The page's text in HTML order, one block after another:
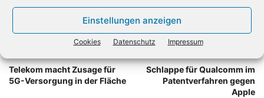
Einstellungen anzeigen
Cookies Datenschutz Impressum
Telekom macht Zusage für
5G-Versorgung in der Fläche
Schlappe für Qualcomm im
Patentverfahren gegen
Apple